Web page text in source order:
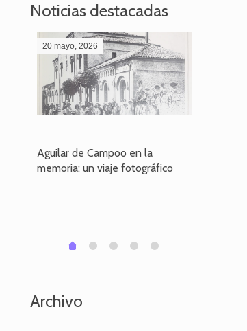
Noticias destacadas
20 mayo, 2026
Aguilar de Campoo en la
memoria: un viaje fotográfico
0 1 2 3 4
Archivo